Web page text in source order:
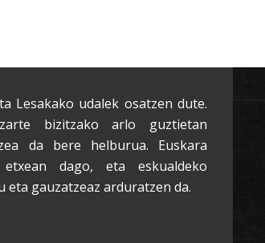
Lesakako udalek osatzen dute.
bizitzako arlo guztietan
da bere helburua. Euskara
dago, eta eskualdeko
gauzatzeaz arduratzen da.